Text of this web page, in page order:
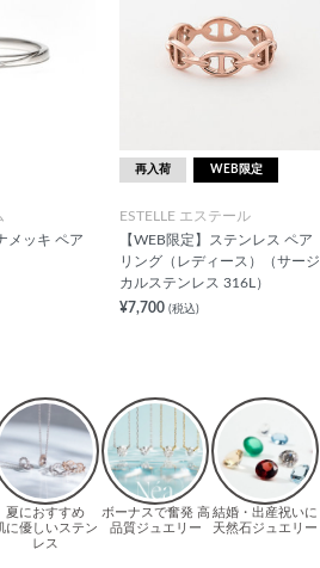
メッキ ペア
再入荷 WEB限定
ESTELLE エステール
【WEB限定】ステンレス ペア
リング（レディース）（サージ
カルステンレス 316L）
¥7,700 (税込)